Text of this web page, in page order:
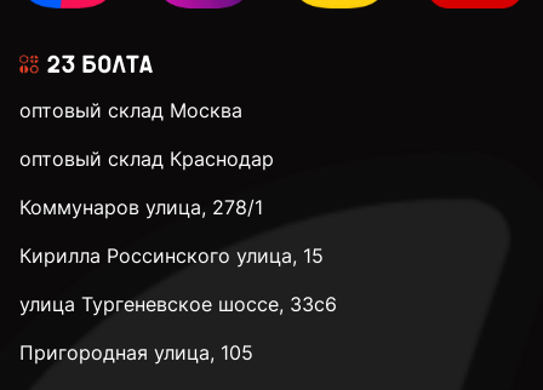
оптовый склад Москва
оптовый склад Краснодар
Коммунаров улица, 278/1
Кирилла Россинского улица, 15
улица Тургеневское шоссе, 33с6
Пригородная улица, 105